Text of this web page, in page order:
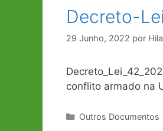
Decreto-
29 Junho, 2022 por
conflito armado na
Categorias
Outros Documentos